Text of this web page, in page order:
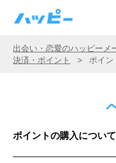
出会い・恋愛のハッピーメ
決済・ポイント
> ポイン
ポイントの購入について